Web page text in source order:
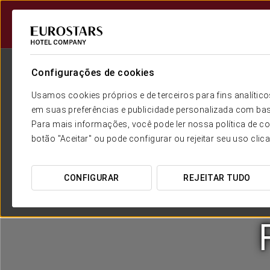
Configurações de cookies
Usamos cookies próprios e de terceiros para fins
em suas preferências e publicidade personalizada com
Para mais informações, você pode ler nossa política de
botão "Aceitar" ou pode configurar ou rejeitar seu uso
CONFIGURAR REJEITAR TUDO